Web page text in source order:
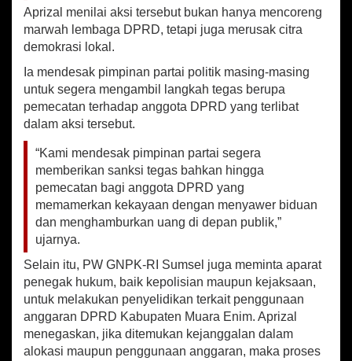
u
a
E
n
i
m
a
m
b
r
k
n
U
a
n
g
d
i
Aprizal menilai aksi tersebut bukan hanya mencoreng
marwah lembaga DPRD, tetapi juga merusak citra
demokrasi lokal.
Ia mendesak pimpinan partai politik masing-masing
untuk segera mengambil langkah tegas berupa
pemecatan terhadap anggota DPRD yang terlibat
dalam aksi tersebut.
“Kami mendesak pimpinan partai segera
memberikan sanksi tegas bahkan hingga
pemecatan bagi anggota DPRD yang
memamerkan kekayaan dengan menyawer biduan
dan menghamburkan uang di depan publik,”
ujarnya.
Selain itu, PW GNPK-RI Sumsel juga meminta aparat
penegak hukum, baik kepolisian maupun kejaksaan,
untuk melakukan penyelidikan terkait penggunaan
anggaran DPRD Kabupaten Muara Enim. Aprizal
menegaskan, jika ditemukan kejanggalan dalam
alokasi maupun penggunaan anggaran, maka proses